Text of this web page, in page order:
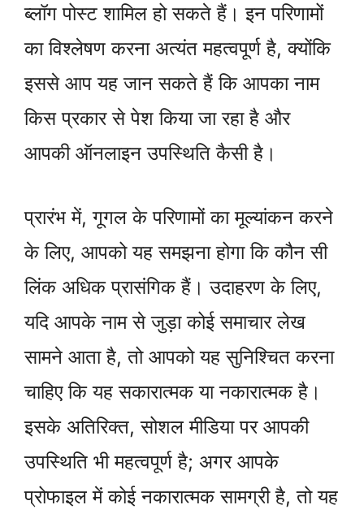
ब्लॉग पोस्ट शामिल हो सकते हैं। इन परिणामों
का विश्लेषण करना अत्यंत महत्वपूर्ण है, क्योंकि
इससे आप यह जान सकते हैं कि आपका नाम
किस प्रकार से पेश किया जा रहा है और
आपकी ऑनलाइन उपस्थिति कैसी है।
प्रारंभ में, गूगल के परिणामों का मूल्यांकन करने
के लिए, आपको यह समझना होगा कि कौन सी
लिंक अधिक प्रासंगिक हैं। उदाहरण के लिए,
यदि आपके नाम से जुड़ा कोई समाचार लेख
सामने आता है, तो आपको यह सुनिश्चित करना
चाहिए कि यह सकारात्मक या नकारात्मक है।
इसके अतिरिक्त, सोशल मीडिया पर आपकी
उपस्थिति भी महत्वपूर्ण है; अगर आपके
प्रोफाइल में कोई नकारात्मक सामग्री है, तो यह